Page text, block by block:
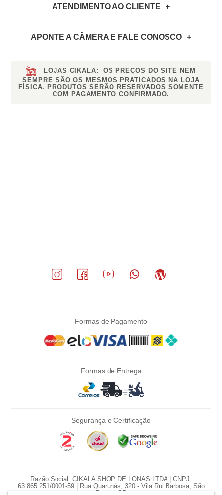
ATENDIMENTO AO CLIENTE
APONTE A CÂMERA E FALE CONOSCO
LOJAS CIKALA:
OS PREÇOS DO SITE NEM
SEMPRE SÃO OS MESMOS PRATICADOS NA LOJA
FÍSICA. PRODUTOS SERÃO RESERVADOS SOMENTE
COM PAGAMENTO CONFIRMADO.
Formas de Pagamento
Formas de Entrega
Segurança e Certificação
Razão Social: CIKALA SHOP DE LONAS LTDA | CNPJ:
63.865.251/0001-59 | Rua Quarunás, 320 - Vila Rui Barbosa, São
Paulo - SP